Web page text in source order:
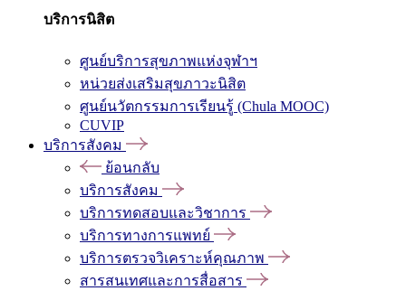
บริการนิสิต
ศูนย์บริการสุขภาพแห่งจุฬาฯ
หน่วยส่งเสริมสุขภาวะนิสิต
ศูนย์นวัตกรรมการเรียนรู้ (Chula MOOC)
CUVIP
บริการสังคม
ย้อนกลับ
บริการสังคม
บริการทดสอบและวิชาการ
บริการทางการแพทย์
บริการตรวจวิเคราะห์คุณภาพ
สารสนเทศและการสื่อสาร